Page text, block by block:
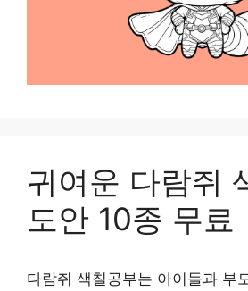
귀여운 다람쥐
도안 10종 무료
다람쥐 색칠공부는 아이들과 부